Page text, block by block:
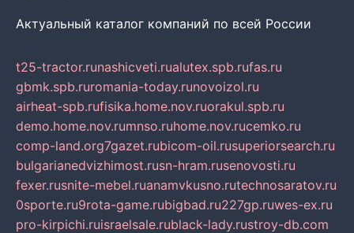
Актуальный каталог компаний по всей России
t25-tractor.runashicveti.rualutex.spb.rufas.ru
gbmk.spb.ruromania-today.runovoizol.ru
airheat-spb.rufisika.home.nov.ruorakul.spb.ru
demo.home.nov.rumnso.ruhome.nov.rucemko.ru
comp-land.org7gazet.rubicom-oil.rusuperiorsearch.ru
bulgarianedvizhimost.rusn-hram.rusenovosti.ru
fexer.rusnite-mebel.ruanamvkusno.rutechnosaratov.ru
0sporte.ru9rota-game.rubigbad.ru227gp.ruwes-ex.ru
pro-kirpichi.ruisraelsale.rublack-lady.rustroy-db.com